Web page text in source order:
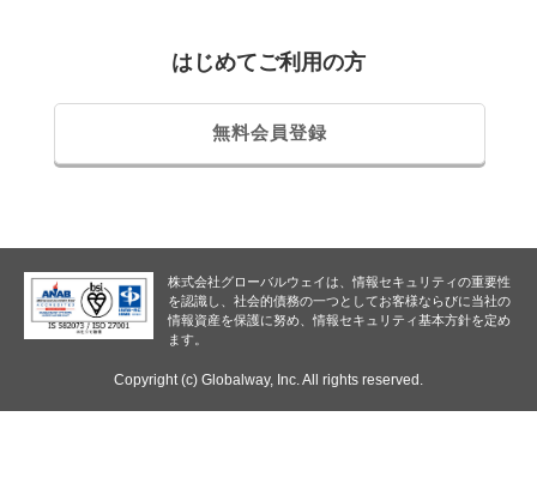
はじめてご利用の方
無料会員登録
株式会社グローバルウェイは、情報セキュリティの重要性
を認識し、 社会的債務の一つとしてお客様ならびに当社の
情報資産を保護に努め、情報セキュリティ基本方針を定め
ます。
Copyright (c) Globalway, Inc. All rights reserved.